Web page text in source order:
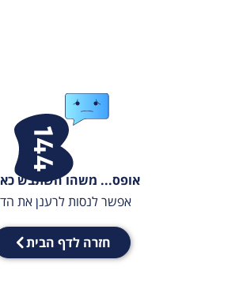
אופס... משהו השתבש
אפשר לנסות לרענן את
חזרה לדף הבית